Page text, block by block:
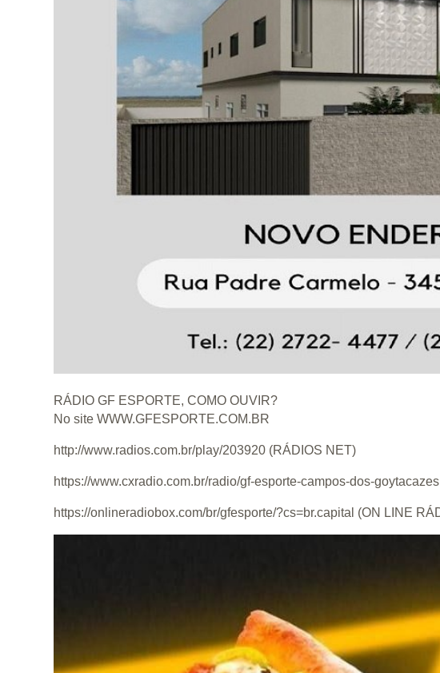
RÁDIO GF ESPORTE, COMO OUVIR?
No site WWW.GFESPORTE.COM.BR
http://www.radios.com.br/play/203920 (RÁDIOS NET)
https://www.cxradio.com.br/radio/gf-esporte-campos-dos-
https://onlineradiobox.com/br/gfesporte/?cs=br.capital (ON LINE